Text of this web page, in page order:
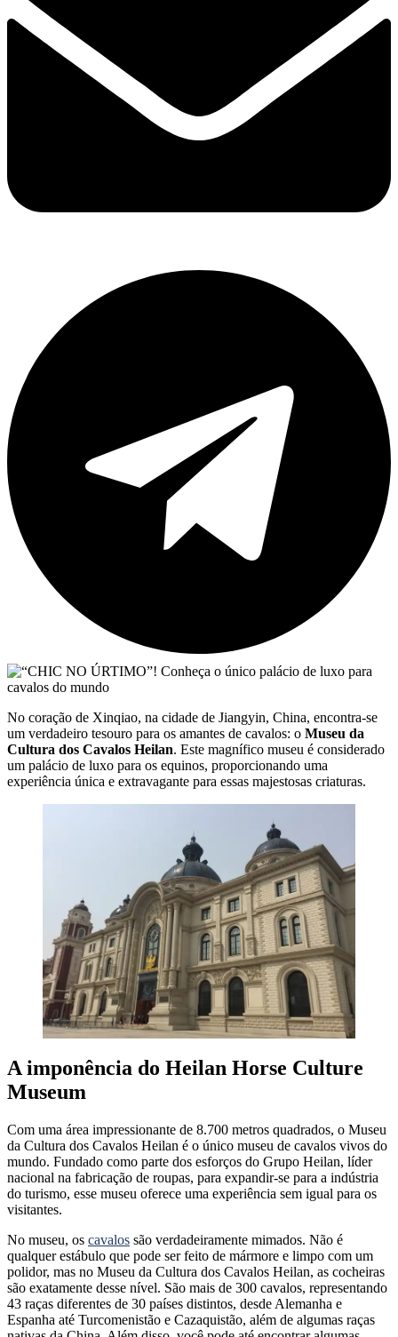
No coração de Xinqiao, na cidade de Jiangyin, China, encontra-se
um verdadeiro tesouro para os amantes de cavalos: o Museu da
Cultura dos Cavalos Heilan. Este magnífico museu é considerado
um palácio de luxo para os equinos, proporcionando uma
experiência única e extravagante para essas majestosas criaturas.
A imponência do Heilan Horse Culture
Museum
Com uma área impressionante de 8.700 metros quadrados, o Museu
da Cultura dos Cavalos Heilan é o único museu de cavalos vivos do
mundo. Fundado como parte dos esforços do Grupo Heilan, líder
nacional na fabricação de roupas, para expandir-se para a indústria
do turismo, esse museu oferece uma experiência sem igual para os
visitantes.
No museu, os cavalos são verdadeiramente mimados. Não é
qualquer estábulo que pode ser feito de mármore e limpo com um
polidor, mas no Museu da Cultura dos Cavalos Heilan, as cocheiras
são exatamente desse nível. São mais de 300 cavalos, representando
43 raças diferentes de 30 países distintos, desde Alemanha e
Espanha até Turcomenistão e Cazaquistão, além de algumas raças